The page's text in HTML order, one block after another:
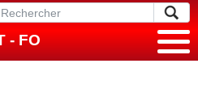
- FO